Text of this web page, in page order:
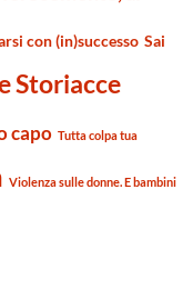
con (in)successo Sai
Storiacce
capo Tutta colpa tua
Violenza sulle donne. E bambini